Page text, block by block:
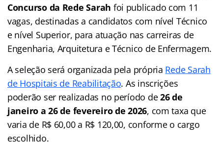
Concurso da Rede Sarah foi publicado com 11
vagas, destinadas a candidatos com nível Técnico
e nível Superior, para atuação nas carreiras de
Engenharia, Arquitetura e Técnico de Enfermagem.
A seleção será organizada pela própria Rede Sarah
de Hospitais de Reabilitação. As inscrições
poderão ser realizadas no período de26 de
janeiro a 26 de fevereiro de 2026, com taxa que
varia de R$ 60,00 a R$ 120,00, conforme o cargo
escolhido.